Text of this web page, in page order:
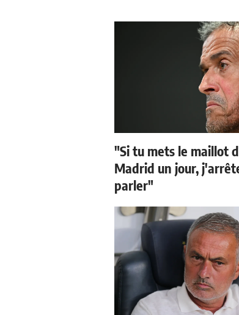
"Si tu mets le maillot
Madrid un jour,
parler"